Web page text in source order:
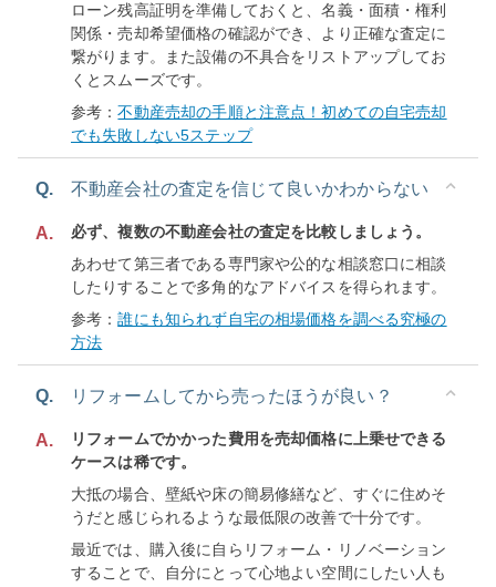
ローン残高証明を準備しておくと、名義・面積・権利
関係・売却希望価格の確認ができ、より正確な査定に
繋がります。また設備の不具合をリストアップしてお
くとスムーズです。
参考：不動産売却の手順と注意点！初めての自宅売却
でも失敗しない5ステップ
Q. 不動産会社の査定を信じて良いかわからない
A.
必ず、複数の不動産会社の査定を比較しましょう。
あわせて第三者である専門家や公的な相談窓口に相談
したりすることで多角的なアドバイスを得られます。
参考：誰にも知られず自宅の相場価格を調べる究極の
方法
Q. リフォームしてから売ったほうが良い？
A.
リフォームでかかった費用を売却価格に上乗せできる
ケースは稀です。
大抵の場合、壁紙や床の簡易修繕など、すぐに住めそ
うだと感じられるような最低限の改善で十分です。
最近では、購入後に自らリフォーム・リノベーション
することで、自分にとって心地よい空間にしたい人も